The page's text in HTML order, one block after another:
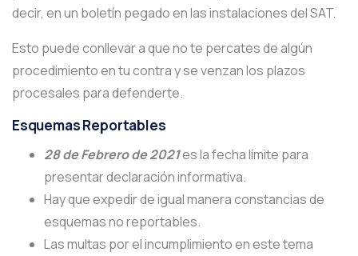
decir, en un boletín pegado en las instalaciones del SAT.
Esto puede conllevar a que no te percates de algún
procedimiento en tu contra y se venzan los plazos
procesales para defenderte.
Esquemas Reportables
28 de Febrero de 2021es la fecha límite para
presentar declaración informativa.
Hay que expedir de igual manera constancias de
esquemas no reportables.
Las multas por el incumplimiento en este tema